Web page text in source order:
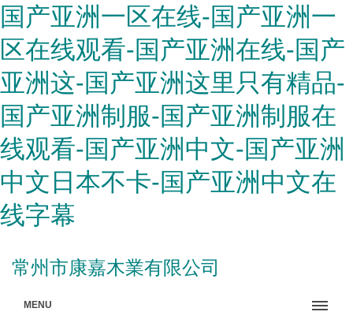
国产亚洲一区在线-国产亚洲一
区在线观看-国产亚洲在线-国产
亚洲这-国产亚洲这里只有精品-
国产亚洲制服-国产亚洲制服在
线观看-国产亚洲中文-国产亚洲
中文日本不卡-国产亚洲中文在
线字幕
常州市康嘉木業有限公司
MENU